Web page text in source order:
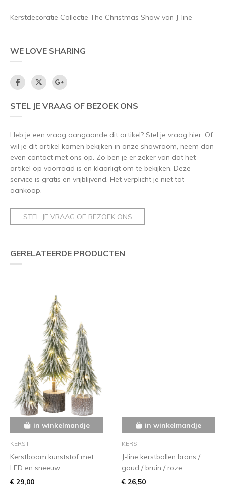
Kerstdecoratie Collectie The Christmas Show van J-line
WE LOVE SHARING
STEL JE VRAAG OF BEZOEK ONS
Heb je een vraag aangaande dit artikel? Stel je vraag hier. Of
wil je dit artikel komen bekijken in onze showroom, neem dan
even contact met ons op. Zo ben je er zeker van dat het
artikel op voorraad is en klaarligt om te bekijken. Deze
service is gratis en vrijblijvend. Het verplicht je niet tot
aankoop.
STEL JE VRAAG OF BEZOEK ONS
GERELATEERDE PRODUCTEN
in winkelmandje
KERST
Kerstboom kunststof met
LED en sneeuw
€ 29,00
in winkelmandje
KERST
J-line kerstballen brons /
goud / bruin / roze
€ 26,50